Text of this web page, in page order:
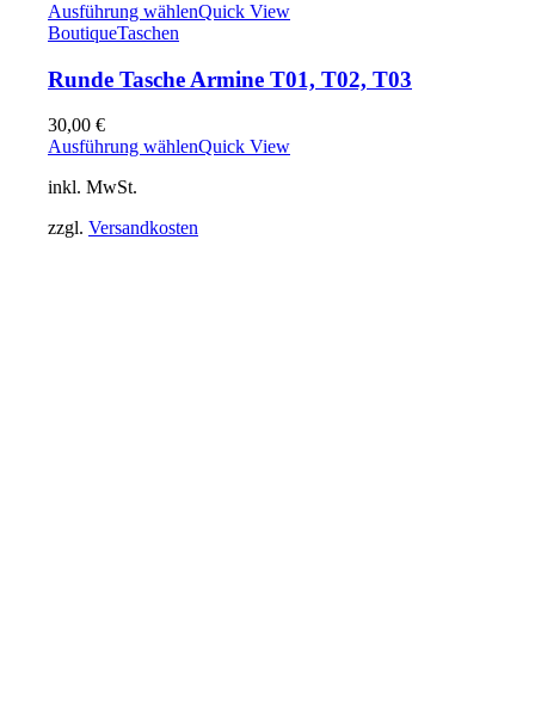
Ausführung wählenQuick View
BoutiqueTaschen
Runde Tasche Armine T01, T02, T03
30,00 €
Ausführung wählenQuick View
inkl. MwSt.
zzgl. Versandkosten